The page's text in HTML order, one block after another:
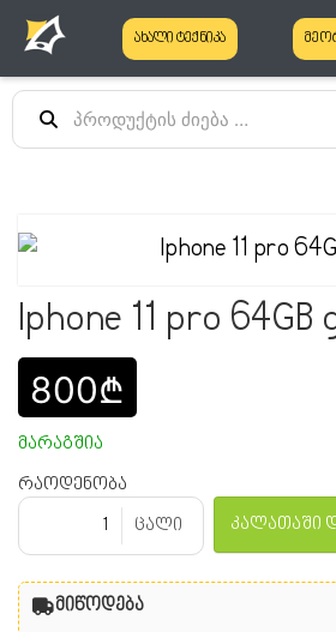
ახალი ტექნიკა
Iphone 11 pro 64GB
800₾
მარაგშია
რაოდენობა
ცალი
კალათაში
მიწოდება